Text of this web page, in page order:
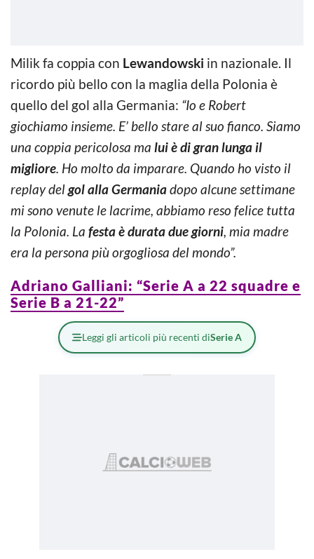
Milik fa coppia con Lewandowski in nazionale. Il
ricordo più bello con la maglia della Polonia è
quello del gol alla Germania: “Io e Robert
giochiamo insieme. E’ bello stare al suo fianco. Siamo
una coppia pericolosa ma lui è di gran lunga il
migliore. Ho molto da imparare. Quando ho visto il
replay delgol alla Germaniadopo alcune settimane
mi sono venute le lacrime, abbiamo reso felice tutta
la Polonia. La festa è durata due giorni, mia madre
era la persona più orgogliosa del mondo”.
Adriano Galliani: “Serie A a 22 squadre e
Serie B a 21-22”
Leggi gli articoli più recenti diSerie A